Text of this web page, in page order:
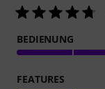
BEDIENUNG
FEATURES